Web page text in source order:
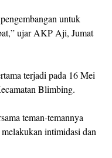
untuk
ujar AKP Aji, Jumat
terjadi pada 16 Mei
Blimbing.
teman-temannya
intimidasi dan